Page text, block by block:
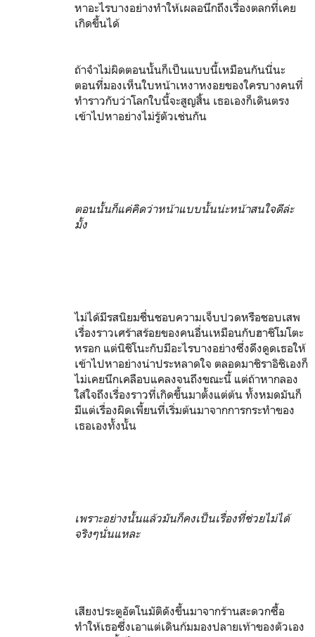
หาอะไรบางอย่างทำให้เผลอนึกถึงเรื่องตลกที่เคย
เกิดขึ้นได้
ถ้าจำไม่ผิดตอนนั้นก็เป็นแบบนี้เหมือนกันนี่นะ
ตอนที่มองเห็นใบหน้าเหงาหงอยของใครบางคนที่
ทำราวกับว่าโลกใบนี้จะสูญสิ้น เธอเองก็เดินตรง
เข้าไปหาอย่างไม่รู้ตัวเช่นกัน
ตอนนั้นก็แค่คิดว่าหน้าแบบนั้นน่ะหน้าสนใจดีล่ะ
มั้ง
ไม่ได้มีรสนิยมชื่นชอบความเจ็บปวดหรือชอบเสพ
เรื่องราวเศร้าสร้อยของคนอื่นเหมือนกับฮาชิโมโตะ
หรอก แต่นิชิโนะกับมีอะไรบางอย่างซึ่งดึงดูดเธอให้
เข้าไปหาอย่างน่าประหลาดใจ ตลอดมาชิราอิชิเองก็
ไม่เคยนึกเคลือบแคลงจนถึงขณะนี้ แต่ถ้าหากลอง
ใส่ใจถึงเรื่องราวที่เกิดขึ้นมาตั้งแต่ต้น ทั้งหมดมันก็
มีแต่เรื่องผิดเพี้ยนที่เริ่มต้นมาจากการกระทำของ
เธอเองทั้งนั้น
เพราะอย่างนั้นแล้วมันก็คงเป็นเรื่องที่ช่วยไม่ได้
จริงๆนั่นแหละ
เสียงประตูอัตโนมัติดังขึ้นมาจากร้านสะดวกซื้อ
ทำให้เธอซึ่งเอาแต่เดินก้มมองปลายเท้าของตัวเอง